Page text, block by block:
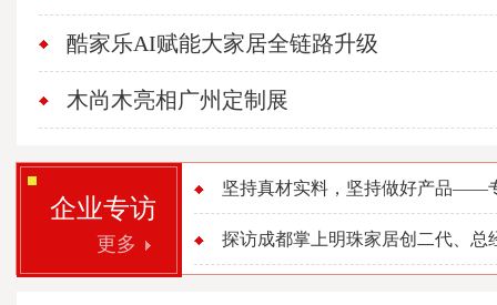
酷家乐AI赋能大家居全链路升级
木尚木亮相广州定制展
企业专访
更多
坚持真材实料，坚持做好产品——
探访成都掌上明珠家居创二代、总